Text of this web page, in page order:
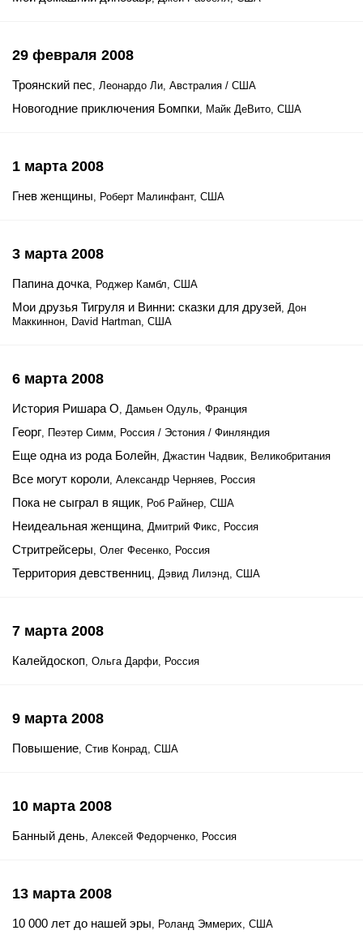
29 февраля 2008
Троянский пес, Леонардо Ли, Австралия / США
Новогодние приключения Бомпки, Майк ДеВито, США
1 марта 2008
Гнев женщины, Роберт Малинфант, США
3 марта 2008
Папина дочка, Роджер Камбл, США
Мои друзья Тигруля и Винни: сказки для друзей, Дон
Маккиннон, David Hartman, США
6 марта 2008
История Ришара О, Дамьен Одуль, Франция
Георг, Пеэтер Симм, Россия / Эстония / Финляндия
Еще одна из рода Болейн, Джастин Чадвик, Великобритания
Все могут короли, Александр Черняев, Россия
Пока не сыграл в ящик, Роб Райнер, США
Неидеальная женщина, Дмитрий Фикс, Россия
Стритрейсеры, Олег Фесенко, Россия
Территория девственниц, Дэвид Лилэнд, США
7 марта 2008
Калейдоскоп, Ольга Дарфи, Россия
9 марта 2008
Повышение, Стив Конрад, США
10 марта 2008
Банный день, Алексей Федорченко, Россия
13 марта 2008
10 000 лет до нашей эры, Роланд Эммерих, США